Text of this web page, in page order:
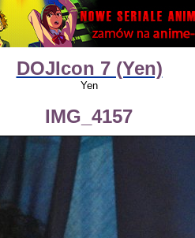
DOJIcon 7 (Yen)
Yen
IMG_4157